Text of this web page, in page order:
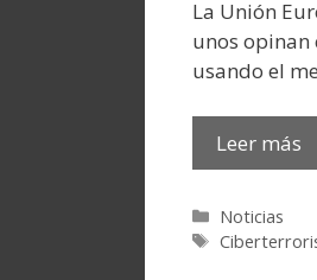
La Unión
unos opinan
usando el
Leer más
Categorías
Noticias
Etiquetas